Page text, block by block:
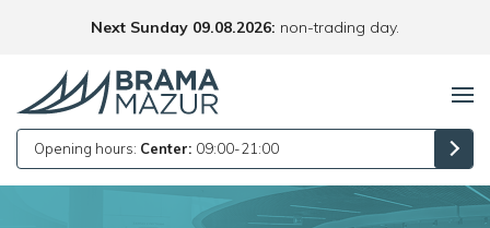
Next Sunday 09.08.2026: non-trading day.
Opening hours: Center: 09:00-21:00